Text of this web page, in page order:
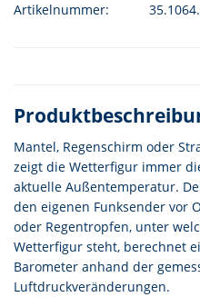
Artikelnummer:
Mantel, Regenschirm oder
zeigt die Wetterfigur immer
aktuelle Außentemperatur.
den eigenen Funksender vor
oder Regentropfen, unter
Wetterfigur steht, berechnet
Barometer anhand der
Luftdruckveränderungen.